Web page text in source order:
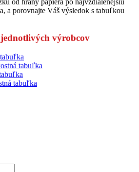
a porovnajte Váš výsledok s tabuľkou
výrobcov
tabuľka
tabuľka